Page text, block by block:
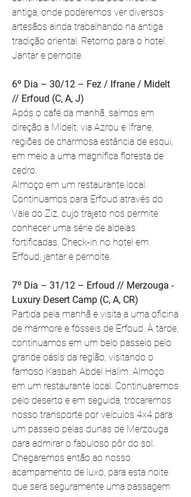
antiga, onde poderemos ver diversos
artesãos ainda trabalhando na antiga
tradição oriental. Retorno para o hotel.
Jantar e pernoite.
6º Dia – 30/12 – Fez / Ifrane / Midelt
// Erfoud (C, A, J)
Após o café da manhã, saímos em
direção a Midelt, via Azrou e Ifrane,
regiões de charmosa estância de esqui,
em meio a uma magnífica floresta de
cedro.
Almoço em um restaurante local.
Continuamos para Erfoud através do
Vale do Ziz, cujo trajeto nos permite
conhecer uma série de aldeias
fortificadas. Check-in no hotel em
Erfoud, jantar e pernoite.
7º Dia – 31/12 – Erfoud // Merzouga -
Luxury Desert Camp (C, A, CR)
Partida pela manhã e visita a uma oficina
de mármore e fósseis de Erfoud. À tarde,
continuamos em um belo passeio pelo
grande oásis da região, visitando o
famoso Kasbah Abdel Halim. Almoço
em um restaurante local. Continuaremos
pelo deserto e em seguida, trocaremos
nosso transporte por veículos 4x4 para
um passeio pelas dunas de Merzouga
para admirar o fabuloso pôr do sol.
Chegaremos então ao nosso
acampamento de luxo, para esta noite
que será seguramente uma passagem